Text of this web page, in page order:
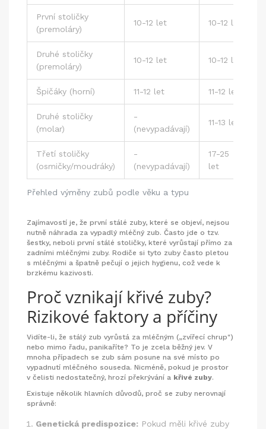
Přehled výměny zubů podle věku a typu
První stoličky
(premoláry)
10-12 let 10-12 let
Druhé stoličky
(premoláry)
10-12 let 10-12 let
Špičáky (horní) 11-12 let 11-12 let
Druhé stoličky
(molar)
-
(nevypadávají)
11-13 let
Třetí stoličky
(osmičky/moudráky)
-
(nevypadávají)
17-25
let
Zajímavostí je, že první stálé zuby, které se objeví, nejsou
nutně náhrada za vypadlý mléčný zub. Často jde o tzv.
šestky, neboli první stálé stoličky, které vyrůstají přímo za
zadními mléčnými zuby. Rodiče si tyto zuby často pletou
s mléčnými a špatně pečují o jejich hygienu, což vede k
brzkému kazivosti.
Proč vznikají křivé zuby?
Rizikové faktory a příčiny
Vidíte-li, že stálý zub vyrůstá za mléčným („zvířecí chrup")
nebo mimo řadu, panikaříte? To je zcela běžný jev. V
mnoha případech se zub sám posune na své místo po
vypadnutí mléčného souseda. Nicméně, pokud je prostor
v čelisti nedostatečný, hrozí překrývání a křivé zuby.
Existuje několik hlavních důvodů, proč se zuby nerovnají
správně:
Genetická predispozice: Pokud měli křivé zuby